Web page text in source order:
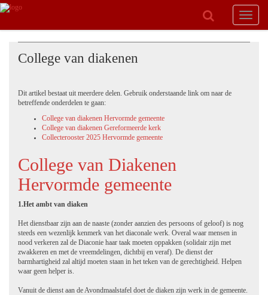
Toggle
College van diakenen
Dit artikel bestaat uit meerdere delen. Gebruik onderstaande link om naar de
betreffende onderdelen te gaan:
College van diakenen Hervormde gemeente
College van diakenen Gereformeerde kerk
Collecterooster 2025 Hervormde gemeente
College van Diakenen
Hervormde gemeente
1.Het ambt van diaken
Het dienstbaar zijn aan de naaste (zonder aanzien des persoons of geloof) is nog
steeds een wezenlijk kenmerk van het diaconale werk. Overal waar mensen in
nood verkeren zal de Diaconie haar taak moeten oppakken (solidair zijn met
zwakkeren en met de vreemdelingen, dichtbij en veraf). De dienst der
barmhartigheid zal altijd moeten staan in het teken van de gerechtigheid. Helpen
waar geen helper is.
Vanuit de dienst aan de Avondmaalstafel doet de diaken zijn werk in de gemeente.